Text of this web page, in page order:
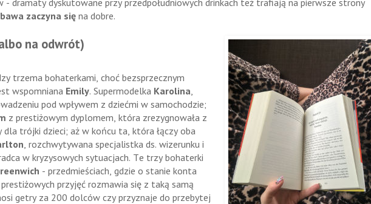
zaczyna sięna dobre.
na odwrót)
trzema bohaterkami, choć bezsprzecznym
wspomniana Emily. Supermodelka Karolina
pod wpływem z dziećmi w samochodzie;
z prestiżowym dyplomem, która zrezygnowała z
dla trójki dzieci; aż w końcu ta, która łączy oba
, rozchwytywana specjalistka ds. wizerunku i
w kryzysowych sytuacjach. Te trzy bohaterki
- przedmieściach, gdzie o stanie konta
przyjęć rozmawia się z taką samą
getry za 200 dolców czy przyznaje do przebytej